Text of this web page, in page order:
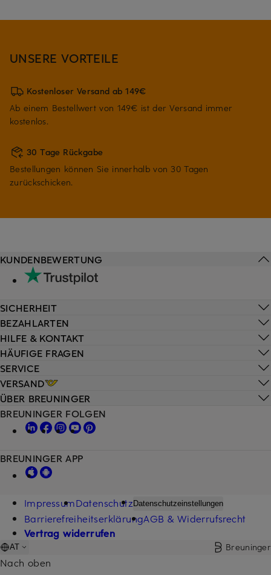
UNSERE VORTEILE
Kostenloser Versand ab 149€
Ab einem Bestellwert von 149€ ist der Versand immer
kostenlos.
30 Tage Rückgabe
Bestellungen können Sie innerhalb von 30 Tagen
zurückschicken.
HILFE & KONTAKT
HÄUFIGE FRAGEN
SERVICE
VERSAND
KUNDENBEWERTUNG
SICHERHEIT
BEZAHLARTEN
ÜBER BREUNINGER
BREUNINGER FOLGEN
BREUNINGER APP
ImpressumDatenschutz Datenschutzeinstellungen
BarrierefreiheitserklärungAGB & Widerrufsrecht
Vertrag widerrufen
AT Breuninger
Nach oben